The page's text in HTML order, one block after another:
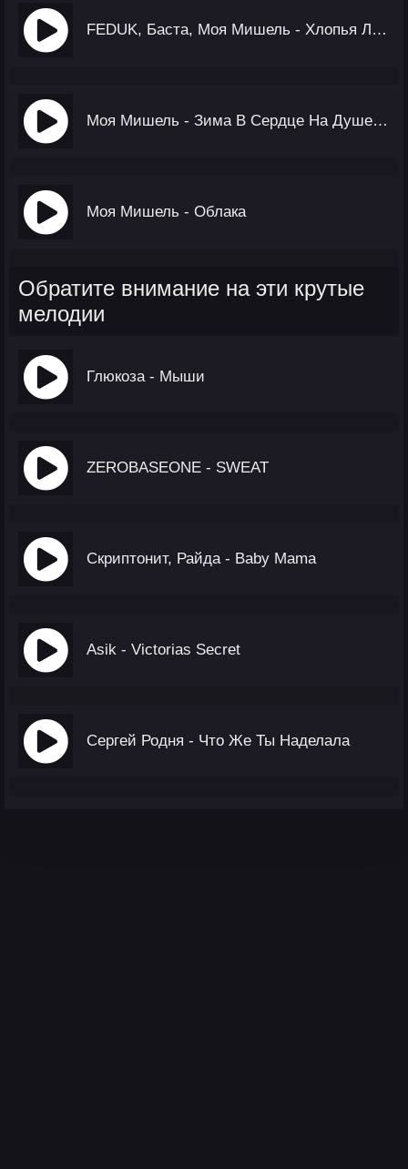
FEDUK, Баста, Моя Мишель - Хлопья Летят Наверх
Моя Мишель - Зима В Сердце На Душе Вьюга (TikTok Remix)
Моя Мишель - Облака
Обратите внимание на эти крутые
мелодии
Глюкоза - Мыши
ZEROBASEONE - SWEAT
Скриптонит, Райда - Baby Mama
Asik - Victorias Secret
Сергей Родня - Что Же Ты Наделала